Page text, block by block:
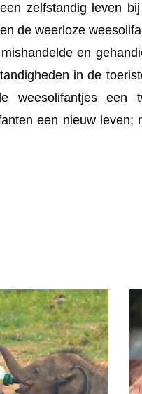
zelfstandig leven
de weerloze
en
in de
weesolifantjes een
een nieuw leven;